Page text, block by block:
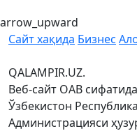
arrow_upward
Сайт хақида Бизнес
QALAMPIR.UZ.
Веб-сайт ОАВ
Ўзбекистон
Администрацияси